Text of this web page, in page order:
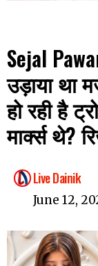
Sejal
उड़ाया था
हो रही है
मार्क्स थे?
Live Dainik
June 12,